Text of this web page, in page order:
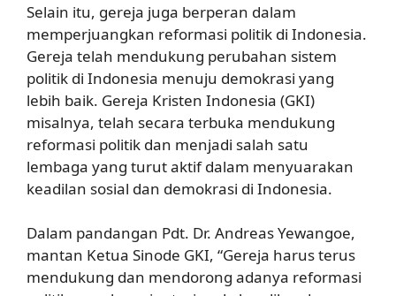
Selain itu, gereja juga berperan dalam
memperjuangkan reformasi politik di Indonesia.
Gereja telah mendukung perubahan sistem
politik di Indonesia menuju demokrasi yang
lebih baik. Gereja Kristen Indonesia (GKI)
misalnya, telah secara terbuka mendukung
reformasi politik dan menjadi salah satu
lembaga yang turut aktif dalam menyuarakan
keadilan sosial dan demokrasi di Indonesia.
Dalam pandangan Pdt. Dr. Andreas Yewangoe,
mantan Ketua Sinode GKI, “Gereja harus terus
mendukung dan mendorong adanya reformasi